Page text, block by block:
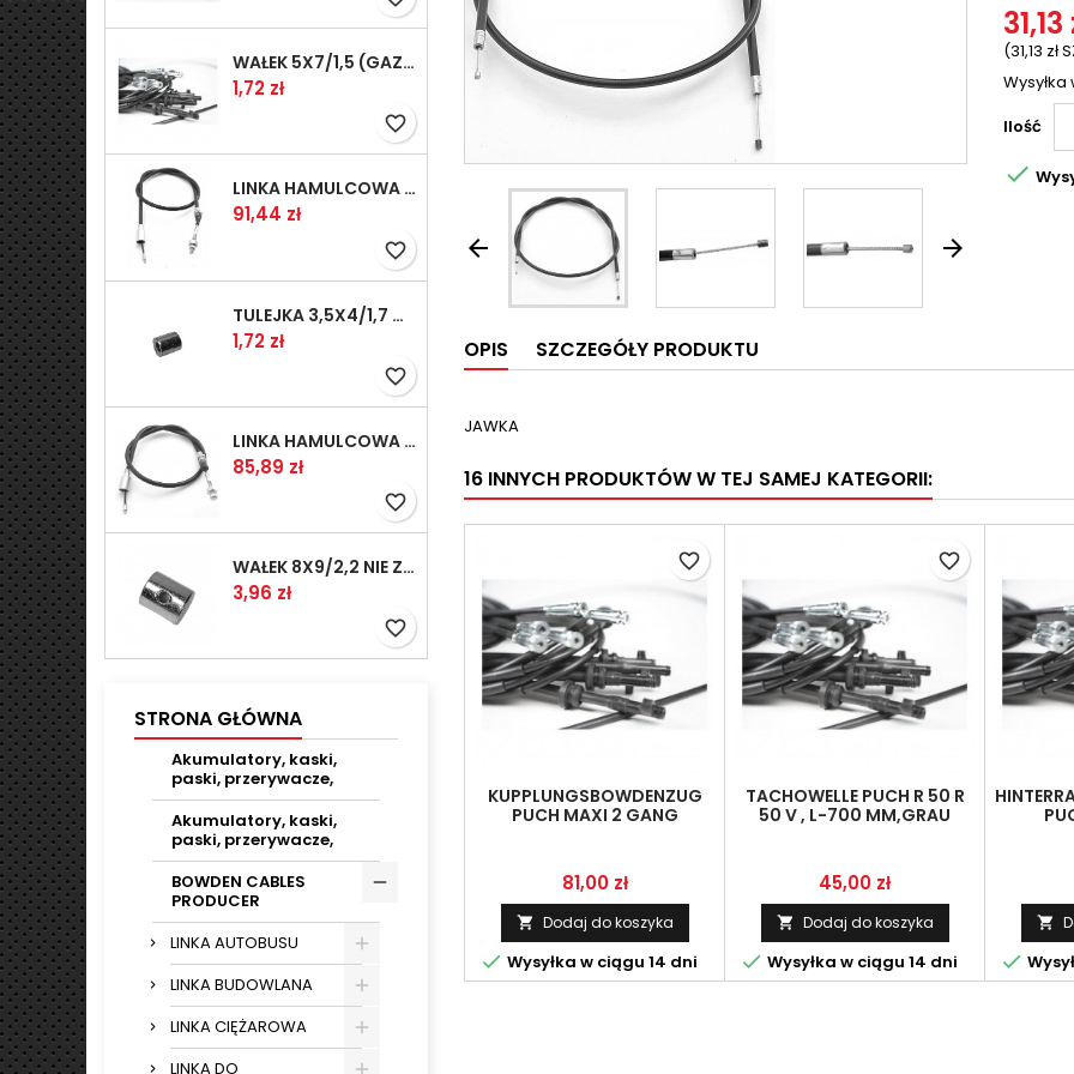
WAŁEK 5X7/1,5 (GAZ WSK)(PR5)
Cena
1,72 zł
favorite_border
LINKA HAMULCOWA PRZYCZEPY KNOTT 1240/1030 33921-1.11S
Cena
91,44 zł
favorite_border
TULEJKA 3,5X4/1,7 GAZÓW -OCYNK
Cena
1,72 zł
favorite_border
LINKA HAMULCOWA PRZYCZEPY KNOTT 1040/830 33921-1.07S
Cena
85,89 zł
favorite_border
WAŁEK 8X9/2,2 NIE ZAMAWIAĆ
Cena
3,96 zł
favorite_border
STRONA GŁÓWNA
Akumulatory, kaski,
paski, przerywacze,
Akumulatory, kaski,
paski, przerywacze,
BOWDEN CABLES
PRODUCER
LINKA AUTOBUSU
LINKA BUDOWLANA
LINKA CIĘŻAROWA
LINKA DO
 
31,13
(31,13 zł
Ilość

OPIS SZCZEGÓŁY PRODUKTU
JAWKA
16 INNYCH PRODUKTÓW W TEJ SAMEJ KATEGORII:
KUPPLUNGSBOWDENZUG
PUCH MAXI 2 GANG
Cena
81,00 zł
 Dodaj do koszyka
 Wysyłka w ciągu 14 dni
favorite_border
TACHOWELLE PUCH R 50 R
50 V , L-700 MM,GRAU
Cena
45,00 zł
 Dodaj do koszyka
 Wysyłka w ciągu 14 dni
favorite_border

